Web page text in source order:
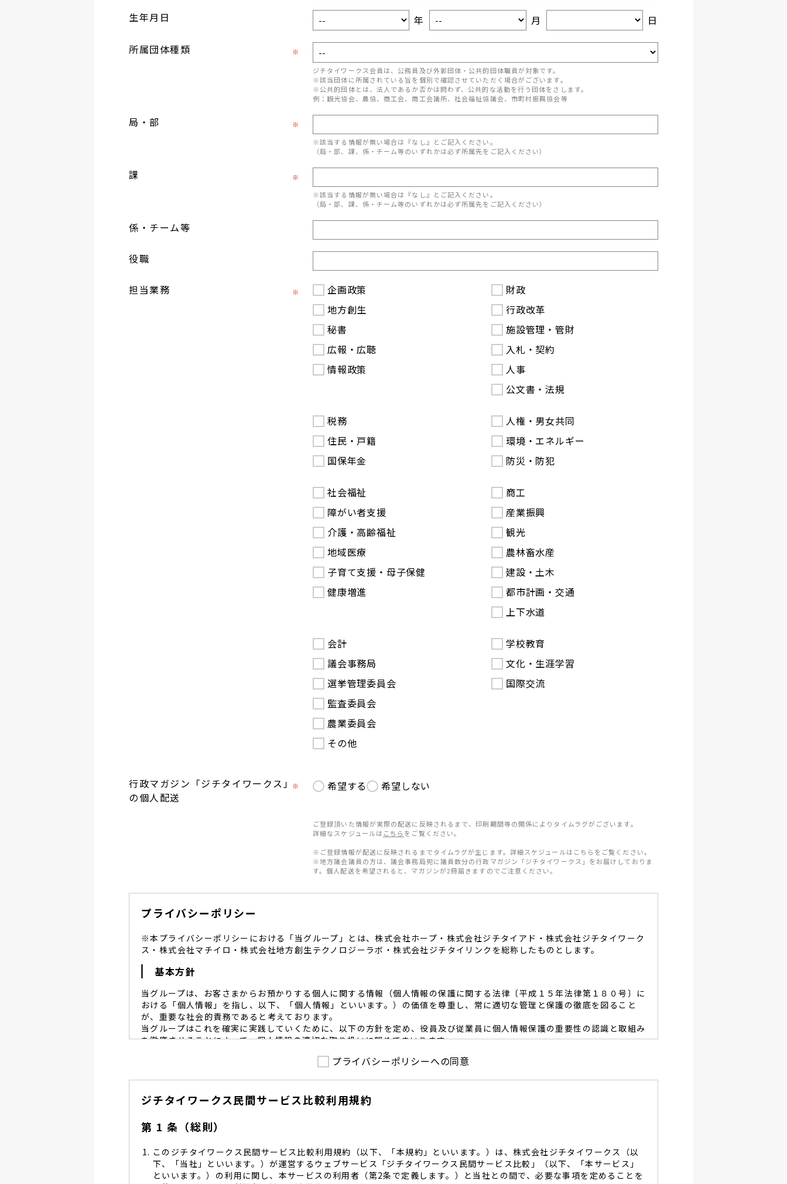
生年月日 年 月 日
所属団体種類
※
ジチタイワークス会員は、公務員及び外郭団体・公共的団体職員が対象です。
※該当団体に所属されている旨を個別で確認させていただく場合がございます。
※公共的団体とは、法人であるか否かは問わず、公共的な活動を行う団体をさします。
例：観光協会、農協、商工会、商工会議所、社会福祉協議会、市町村振興協会等
局・部
※
※該当する情報が無い場合は『なし』とご記入ください。
（局・部、課、係・チーム等のいずれかは必ず所属先をご記入ください）
課
※
※該当する情報が無い場合は『なし』とご記入ください。
（局・部、課、係・チーム等のいずれかは必ず所属先をご記入ください）
係・チーム等
役職
担当業務 ※
企画政策
地方創生
秘書
広報・広聴
情報政策
財政
行政改革
施設管理・管財
入札・契約
人事
公文書・法規
税務
住民・戸籍
国保年金
人権・男女共同
環境・エネルギー
防災・防犯
社会福祉
障がい者支援
介護・高齢福祉
地域医療
子育て支援・母子保健
健康増進
商工
産業振興
観光
農林畜水産
建設・土木
都市計画・交通
上下水道
会計
議会事務局
選挙管理委員会
監査委員会
農業委員会
その他
学校教育
文化・生涯学習
国際交流
行政マガジン「ジチタイワークス」
の個人配送
※ 希望する 希望しない
ご登録頂いた情報が実際の配送に反映されるまで、印刷期間等の関係によりタイムラグがございます。
詳細なスケジュールは こちら をご覧ください。
※ご登録情報が配送に反映されるまでタイムラグが生じます。詳細スケジュールはこちらをご覧ください。
※地方議会議員の方は、議会事務局宛に議員数分の行政マガジン「ジチタイワークス」をお届けしておりま
す。個人配送を希望されると、マガジンが2冊届きますのでご注意ください。
プライバシーポリシー
※本プライバシーポリシーにおける「当グループ」とは、株式会社ホープ・株式会社ジチタイアド・株式会社ジチタイワーク
ス・株式会社マチイロ・株式会社地方創生テクノロジーラボ・株式会社ジチタイリンクを総称したものとします。
基本方針
当グループは、お客さまからお預かりする個人に関する情報（個人情報の保護に関する法律〔平成１５年法律第１８０号〕に
おける「個人情報」を指し、以下、「個人情報」といいます。）の価値を尊重し、常に適切な管理と保護の徹底を図ること
が、重要な社会的責務であると考えております。
当グループはこれを確実に実践していくために、以下の方針を定め、役員及び従業員に個人情報保護の重要性の認識と取組み
を徹底させることによって、個人情報の適切な取り扱いに努めてまいります。
当グループは、個人情報保護に係る法令その他の規範を遵守するとともに、本ポリシーの内容を適宜見直し、その改善と
個人情報保護に努めます。
し、同意を得た必要な範囲内で適切な取得、利用目的の範囲内で利用を致します。
管理を求め、委託先を監督致します。
当グループは、お預かりする個人情報を正確かつ安全に保つとともに、不正アクセス・紛失・破壊・改竄・漏洩等に対す
る予防並びに是正の為、社内規程を整備し、必要かつ適切な措置を講じます。
当グループは、個人情報保護に関する社内のマネジメントシステムを定め、組織体制を整備し、役員及び従業員に徹底致
します。
プライバシーポリシーへの同意
ジチタイワークス民間サービス比較利用規約
第 1 条（総則）
このジチタイワークス民間サービス比較利用規約（以下、「本規約」といいます。）は、株式会社ジチタイワークス（以
下、「当社」といいます。）が運営するウェブサービス「ジチタイワークス民間サービス比較」（以下、「本サービス」
といいます。）の利用に関し、本サービスの利用者（第2条で定義します。）と当社との間で、必要な事項を定めることを